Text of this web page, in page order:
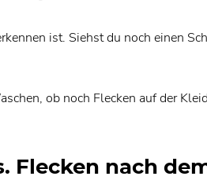
ist. Siehst du noch einen
ob noch Flecken auf der
Flecken nach